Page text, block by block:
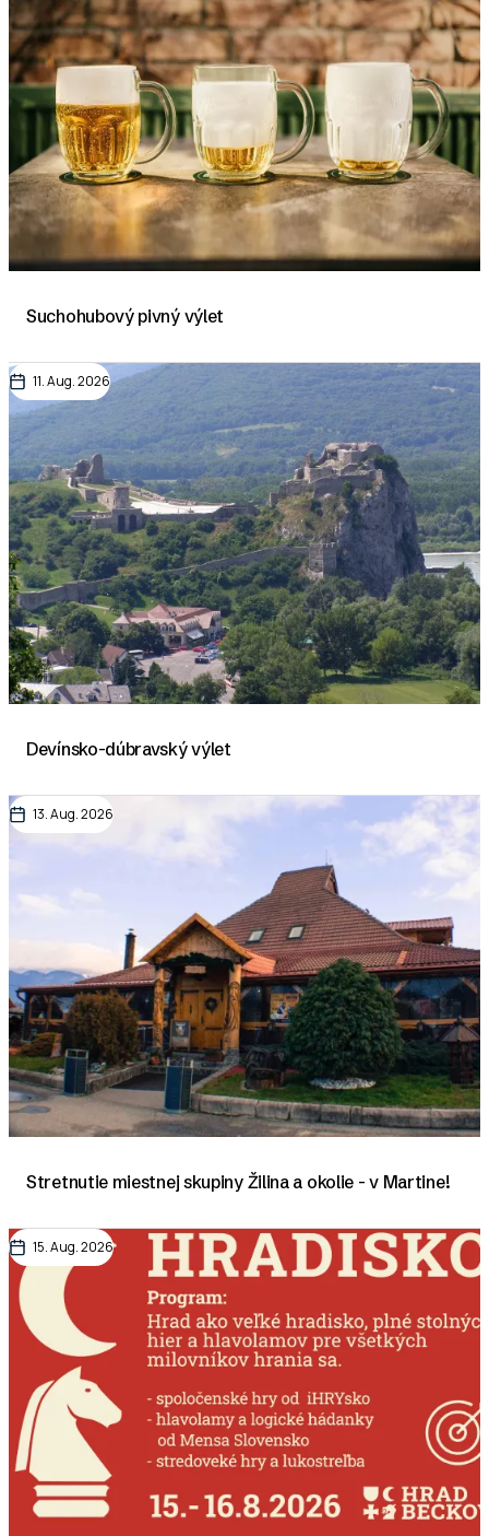
Suchohubový pivný výlet
11. Aug. 2026
Devínsko-dúbravský výlet
13. Aug. 2026
Stretnutie miestnej skupiny Žilina a okolie - v Martine!
15. Aug. 2026